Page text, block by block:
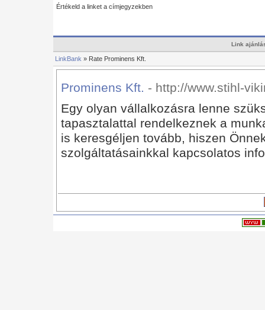
Értékeld a linket a címjegyzekben
Link
LinkBank » Rate Prominens Kft.
Prominens Kft. - http://www.stihl-
Egy olyan vállalkozásra lenne
tapasztalattal rendelkeznek a
is keresgéljen tovább, hiszen
szolgáltatásainkkal kapcsolatos